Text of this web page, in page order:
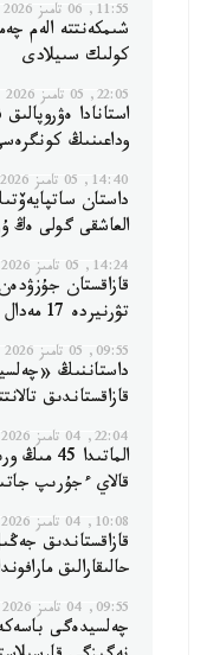
11:55, 06 تامىز 2026
شىمكەنتتە الەم
كولىك سىيلادى
22:05, 05 تامىز 2026
استانادا
وداعىنىڭ
14:40, 05 تامىز 2026
داستان
العاشقى گولى ەڭ
14:24, 05 تامىز 2026
قازاقستان
تۋرنيردە 17 مەدال جەڭىپ الدى
09:55, 05 تامىز 2026
داستاننىڭ
قازاقستاندىق
22:04, 04 تامىز 2026
قالاي ءجۇرىپ
10:08, 04 تامىز 2026
قازاقستاندىق
حالىقارالىق
09:55, 04 تامىز 2026
چەلسيدەگى